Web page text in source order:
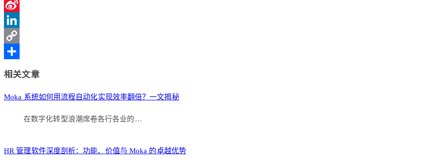
Qzone
Sina
Weibo
LinkedIn
Copy
相关文章
Moka 系统如何用流程自动化实现效率翻倍？一文揭秘
在数字化转型浪潮席卷各行各业的…
HR 管理软件深度剖析：功能、价值与 Moka 的卓越优势